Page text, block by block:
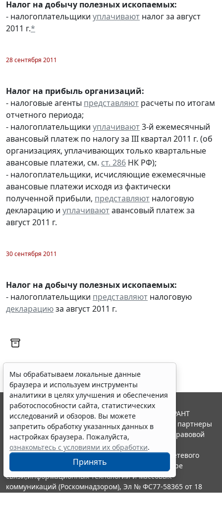
Налог на добычу полезных ископаемых:
- налогоплательщики уплачивают налог за август
2011 г.*
28 сентября 2011
Налог на прибыль организаций:
- налоговые агенты представляют расчеты по итогам
отчетного периода;
- налогоплательщики уплачивают3-й ежемесячный
авансовый платеж по налогу за III квартал 2011 г. (об
организациях, уплачивающих только квартальные
авансовые платежи, см. ст. 286 НК РФ);
- налогоплательщики, исчисляющие ежемесячные
авансовые платежи исходя из фактически
полученной прибыли, представляют налоговую
декларацию и уплачиваютавансовый платеж за
август 2011 г.
30 сентября 2011
Налог на добычу полезных ископаемых:
- налогоплательщики представляют налоговую
декларациюза август 2011 г.
Мы обрабатываем локальные данные
браузера и используем инструменты
аналитики в целях улучшения и обеспечения
работоспособности сайта, статистических
исследований и обзоров. Вы можете
запретить обработку указанных данных в
настройках браузера. Пожалуйста,
ознакомьтесь с условиями их обработки.
Принять
© ООО "НПП "ГАРАНТ-СЕРВИС", 2026. Система ГАРАНТ
выпускается с 1990 года. Компания "Гарант" и ее партнеры
являются участниками Российской ассоциации правовой
информации ГАРАНТ.
Портал ГАРАНТ.РУ зарегистрирован в качестве сетевого
издания Федеральной службой по надзору в сфере
связи,информационных технологий и массовых
коммуникаций (Роскомнадзором), Эл № ФС77-58365 от 18